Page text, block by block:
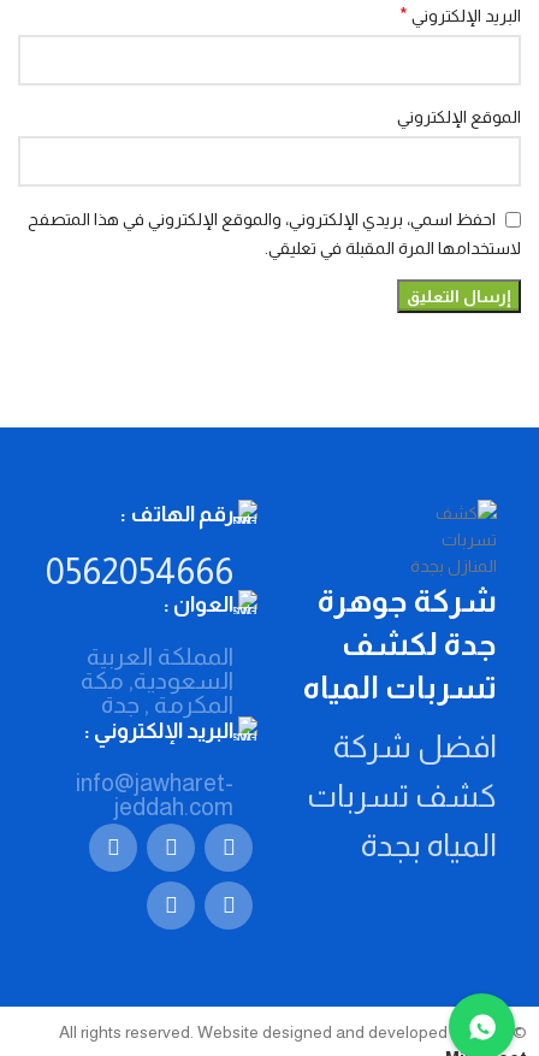
البريد الإلكتروني *
الموقع الإلكتروني
احفظ اسمي، بريدي الإلكتروني، والموقع الإلكتروني في هذا المتصفح
لاستخدامها المرة المقبلة في تعليقي.
شركة جوهرة
جدة لكشف
تسربات المياه
افضل شركة
كشف تسربات
المياه بجدة
رقم الهاتف :
0562054666
العوان :
المملكة العربية
السعودية, مكة
المكرمة , جدة
البريد الإلكتروني :
info@jawharet-
jeddah.com
© 2026 All rights reserved. Website designed and developed by